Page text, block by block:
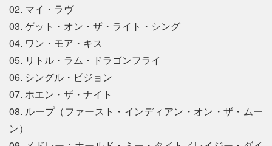
02. マイ・ラヴ
03. ゲット・オン・ザ・ライト・シング
04. ワン・モア・キス
05. リトル・ラム・ドラゴンフライ
06. シングル・ピジョン
07. ホエン・ザ・ナイト
08. ループ（ファースト・インディアン・オン・ザ・ムー
ン）